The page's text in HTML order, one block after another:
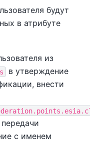
будут
в атрибуте
из
в утверждение
внести
с именем